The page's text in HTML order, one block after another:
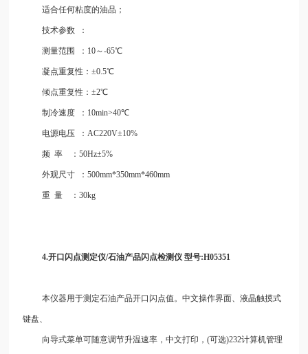
适合任何粘度的油品；
技术参数 ：
测量范围 ：10～-65℃
凝点重复性：±0.5℃
倾点重复性：±2℃
制冷速度 ：10min>40℃
电源电压 ：AC220V±10%
频 率 ：50Hz±5%
外观尺寸 ：500mm*350mm*460mm
重 量 ：30kg
4.开口闪点测定仪/石油产品闪点检测仪 型号:H05351
本仪器用于测定石油产品开口闪点值。中文操作界面、液晶触摸式
键盘、
向导式菜单可随意调节升温速率，中文打印，(可选)232计算机管理